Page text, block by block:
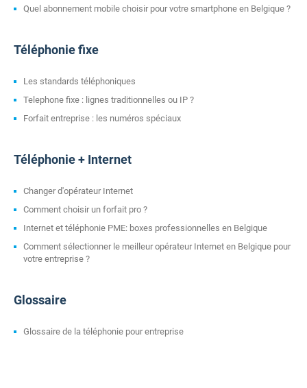
Quel abonnement mobile choisir pour votre smartphone en Belgique ?
Téléphonie fixe
Les standards téléphoniques
Telephone fixe : lignes traditionnelles ou IP ?
Forfait entreprise : les numéros spéciaux
Téléphonie + Internet
Changer d'opérateur Internet
Comment choisir un forfait pro ?
Internet et téléphonie PME: boxes professionnelles en Belgique
Comment sélectionner le meilleur opérateur Internet en Belgique pour
votre entreprise ?
Glossaire
Glossaire de la téléphonie pour entreprise